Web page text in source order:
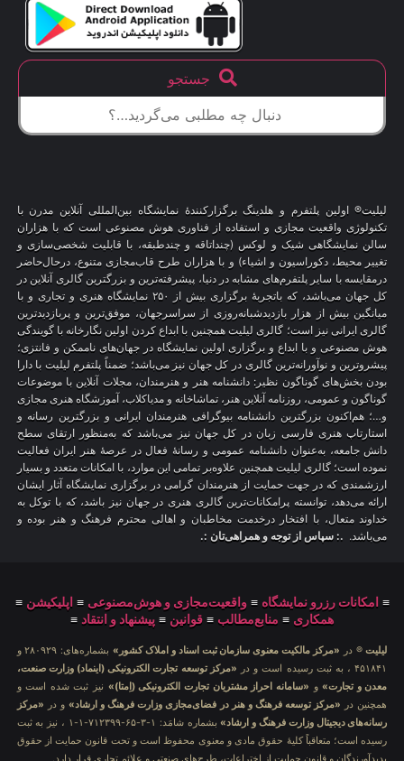
جستجو
لیلیت® اولین پلتفرم و هلدینگ برگزارکنندهٔ نمایشگاه بین‌المللی آنلاین مدرن با
تکنولوژی واقعیت مجازی و استفاده از فناوری هوش مصنوعی است که با هزاران
سالن نمایشگاهی شیک و لوکس (چنداتاقه و چندطبقه، با قابلیت شخصی‌سازی و
تغییر محیط، دکوراسیون و اشیاء) و با هزاران طرح قاب‌مجازی متنوع، درحال‌حاضر
درمقایسه با سایر پلتفرم‌های مشابه در دنیا، پیشرفته‌ترین و بزرگترین گالری آنلاین در
کل جهان می‌باشد، که باتجربهٔ برگزاری بیش از ۲۵۰ نمایشگاه هنری و تجاری و با
میانگین بیش از هزار بازدیدشبانه‌روزی از سراسرجهان، موفق‌ترین و پربازدیدترین
گالری ایرانی نیز است؛ گالری لیلیت همچنین با ابداع کردن اولین نگارخانه با گویندگی
هوش مصنوعی و با ابداع و برگزاری اولین نمایشگاه در جهان‌های ناممکن و فانتزی؛
پیشروترین و نوآورانه‌ترین گالری در کل جهان نیز می‌باشد؛ ضمناً پلتفرم لیلیت با دارا
بودن بخش‌های گوناگون نظیر: دانشنامه هنر و هنرمندان، مجلات آنلاین با موضوعات
گوناگون و عمومی، روزنامه آنلاین هنر، تماشاخانه و مدیاکلاب، آموزشگاه هنری مجازی
و…؛ هم‌اکنون بزرگترین دانشنامه بیوگرافی هنرمندان ایرانی و بزرگترین رسانه و
استارتاپ هنری فارسی زبان در کل جهان نیز می‌باشد که به‌منظور ارتقای سطح
دانش جامعه، به‌عنوان دانشنامه عمومی و رسانهٔ فعال در عرصهٔ هنر ایران فعالیت
نموده است؛ گالری لیلیت همچنین علاوه‌بر تمامی این موارد، با امکانات متعدد و بسیار
ارزشمندی که در جهت حمایت از هنرمندان گرامی در برگزاری نمایشگاه آثار ایشان
ارائه می‌دهد، توانسته پرامکانات‌ترین گالری هنری در جهان نیز باشد، که با توکل به
خداوند متعال، با افتخار درخدمت مخاطبان و اهالی محترم فرهنگ و هنر بوده و
می‌باشد. .: سپاس از توجه و همراهی‌تان :.
≡ امکانات رزرو نمایشگاه ≡واقعیت‌مجازی و هوش‌مصنوعی ≡ اپلیکیشن ≡
همکاری ≡ منابع‌مطالب ≡ قوانین ≡ پیشنهاد و انتقاد ≡
لیلیت® در «مرکز مالکیت معنوی سازمان ثبت اسناد و املاک کشور»
بشماره‌های: ۲۸۰۹۲۹ و
۴۵۱۸۴۱ ، به ثبت رسیده است و در
«مرکز توسعه تجارت الکترونیکی (اینماد) وزارت صنعت،
معدن و تجارت»و «سامانه احراز مشتریان تجارت الکترونیکی (اِمتا)» نیز ثبت شده است و
همچنین در «مرکز توسعه فرهنگ و هنر در فضای‌مجازی وزارت فرهنگ و ارشاد» و در «مرکز
رسانه‌های دیجیتال وزارت فرهنگ و ارشاد»
بشماره شامَد: ۱-۳-۶۵-۷۱۲۳۹۹-۱-۱ ، نیز به ثبت
رسیده است؛ متعاقباً کلیهٔ حقوق مادی و معنوی محفوظ است و تحت قانون حمایت از حقوق